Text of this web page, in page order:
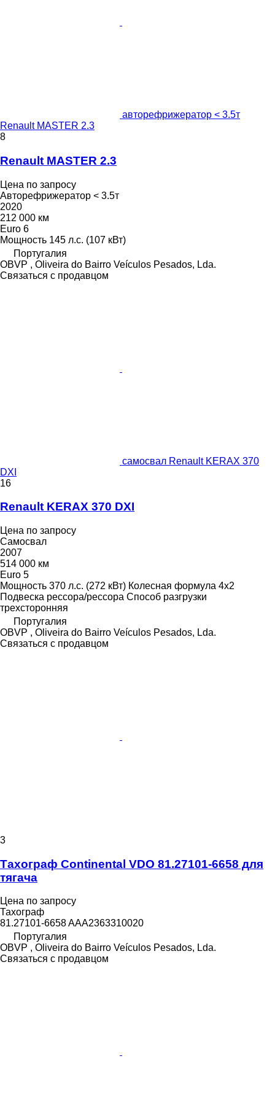
авторефрижератор < 3.5т
Renault MASTER 2.3
8
Renault MASTER 2.3
Цена по запросу
Авторефрижератор < 3.5т
2020
212 000 км
Euro 6
Мощность 145 л.с. (107 кВт)
Португалия
OBVP , Oliveira do Bairro Veículos Pesados, Lda.
Связаться с продавцом
самосвал Renault KERAX 370
DXI
16
Renault KERAX 370 DXI
Цена по запросу
Самосвал
2007
514 000 км
Euro 5
Мощность 370 л.с. (272 кВт) Колесная формула 4x2
Подвеска рессора/рессора Способ разгрузки
трехсторонняя
Португалия
OBVP , Oliveira do Bairro Veículos Pesados, Lda.
Связаться с продавцом
3
Тахограф Continental VDO 81.27101-6658 для
тягача
Цена по запросу
Тахограф
81.27101-6658 AAA2363310020
Португалия
OBVP , Oliveira do Bairro Veículos Pesados, Lda.
Связаться с продавцом